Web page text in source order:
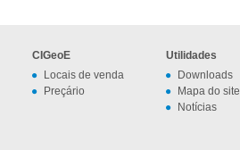
CIGeoE
Locais de venda
Preçário
Utilidades
Downloads
Mapa do site
Notícias